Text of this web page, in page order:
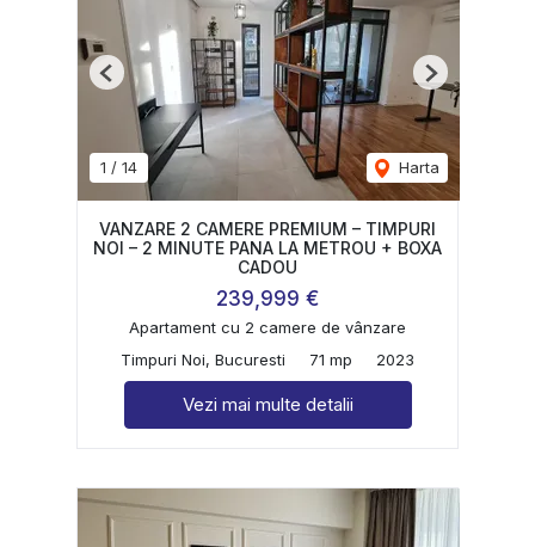
1 / 14 Harta
Previous Next
VANZARE 2 CAMERE PREMIUM – TIMPURI
NOI – 2 MINUTE PANA LA METROU + BOXA
CADOU
239,999 €
Apartament cu 2 camere de vânzare
Timpuri Noi, Bucuresti
71 mp 2023
Vezi mai multe detalii